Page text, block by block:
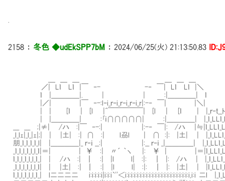
2158 ： 冬色 ◆udEkSPP7bM ： 2024/06/25(火) 21:13:50.83
／| Lｌ Lｌ |￣ ‐- -‐ ￣| Lｌ Lｌ |＼
ｌ |＿＿＿＿|. | | :|＿＿＿＿| ｌ
|／| |￣ ‐-:l‐i_ｒ‐i_ｒ‐i_ｒ‐i_r|:-‐ ￣| |＼|
| | [ｌ | [l |^￣￣￣￣￣| [l | [ｌ | |_ｒ‐ｔ__ﾄ‐ｔ
| |＿＿＿＿| :｢ｉ∩∩∩∩∩| :|＿＿＿＿| |_ｌ_LLｌ_Lｌ
___ ___ ;|≠| /ハ :|￣ ‐-:| |:-‐ ￣|: /ハ |≒|ｌ_LLｌ_Lｌ_
_l_lｪ|_l_|ｪ|;| | |土| :| ∩ :| l刕l | ∩ :|: |土| | |_ｌ_LLｌ_Lｌ
朋_ｌ_ｌ_ｌ_ｌ_l| |＿＿＿＿|_ ｒ‐ｉ __:| |:__ ｒ‐ｉ _|＿＿＿＿| |_ｌ_LLｌ_Lｌ
_ｌ_ｌ_l_ｌ_l_l_ｌ|＝| | ￥ :| 〃´ ｀ヽ |: ￥ | |＝|ｌ_LLｌ_Lｌ_
ｌ_ｌ_l_ｌ_l_l_ｌ_| | /ハ :| ┃ :| |l l| :|: ┃ |: /ハ | |_ｌ_LLｌ_Lｌ
_ｌ_ｌ_l_ｌ_l_l_ｌ| | |土| :| ┃ :| |l l| :|: ┃ |: |土| | |ｌ_LLｌ_Lｌ
ｌ_ｌ_l_ｌ_l_l_ｌ_| l二二二二 Ⅷi:i:i:i:i|i:i:i`''＜i:i:i:i:i:i:i:i:i:i:i:i:i:i:i:i:i:i:i:i:i:i,i:i 二l |_ｌ_LL